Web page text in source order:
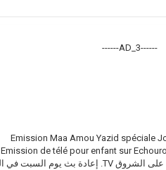
------AD_3------
Emission Maa Amou Yazid spéciale
Emission de télé pour enfant sur